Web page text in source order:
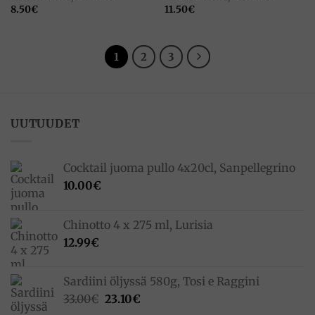
8.50€
11.50€
1 2 3
UUTUUDET
Cocktail juoma pullo 4x20cl, Sanpellegrino
10.00€
Chinotto 4 x 275 ml, Lurisia
12.99€
Sardiini öljyssä 580g, Tosi e Raggini
33.00€ Alkuperäinen
23.10€Nykyinen